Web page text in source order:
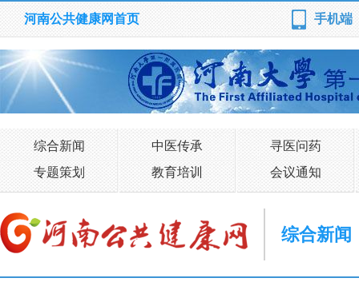
河南公共健康网首页 手机端
综合新闻 中医传承
寻医问药
专题策划
教育培训 会议通知
综合新闻